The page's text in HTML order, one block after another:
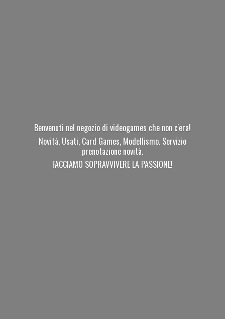
Benvenuti nel negozio di videogames che non c'era!
Novità, Usati, Card Games, Modellismo. Servizio
prenotazione novità.
FACCIAMO SOPRAVVIVERE LA PASSIONE!